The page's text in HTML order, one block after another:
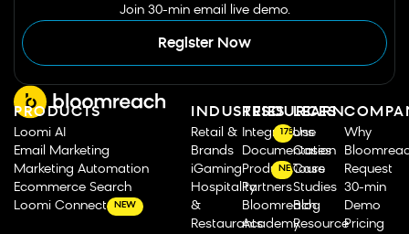
Join 30-min email live demo.
Register Now
PRODUCTS
Loomi AI
Email Marketing
Marketing Automation
Ecommerce Search
Loomi Connect
NEW
INDUSTRIES
Retail &
Brands
iGaming
Hospitality
&
Restaurants
RESOURCES
Integrations
175
Documentation
Product Tours
NEW
Partners
Bloomreach
Academy
LEARN
Use
Cases
Case
Studies
Blog
Resource
Why
Request
30-min
Demo
Pricing